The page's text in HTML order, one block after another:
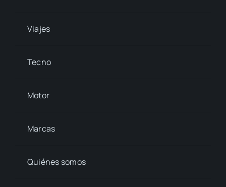
Viajes
Tecno
Motor
Marcas
Quiénes somos